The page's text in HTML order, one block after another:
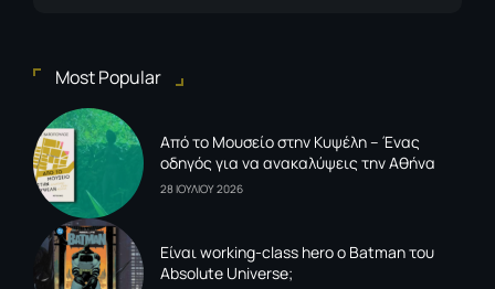
Most Popular
Από το Μουσείο στην Κυψέλη – Ένας
οδηγός για να ανακαλύψεις την Αθήνα
28 ΙΟΥΛΙΟΥ 2026
Είναι working-class hero ο Batman του
Absolute Universe;